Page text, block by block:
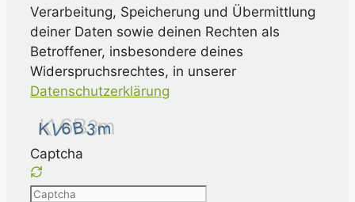
Verarbeitung, Speicherung und Übermittlung
deiner Daten sowie deinen Rechten als
Betroffener, insbesondere deines
Widerspruchsrechtes, in unserer
Datenschutzerklärung
Captcha
Please